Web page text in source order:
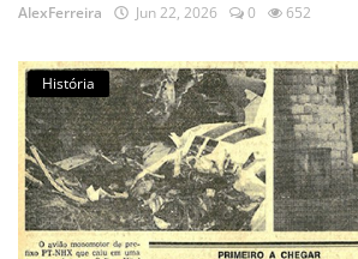
AlexFerreira Jun 22, 2026 0 652
História